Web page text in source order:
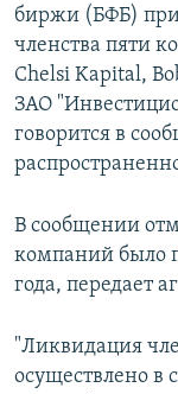
биржи (БФБ)
членства пяти
Chelsi Kapital,
ЗАО
говорится в
В сообщении
компаний было
года, передает
"Ликвидация
осуществлено в